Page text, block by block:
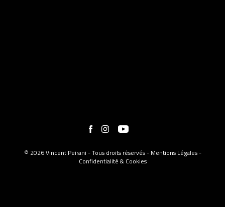
© 2026 Vincent Peirani - Tous droits réservés - Mentions Légales-
Confidentialité & Cookies